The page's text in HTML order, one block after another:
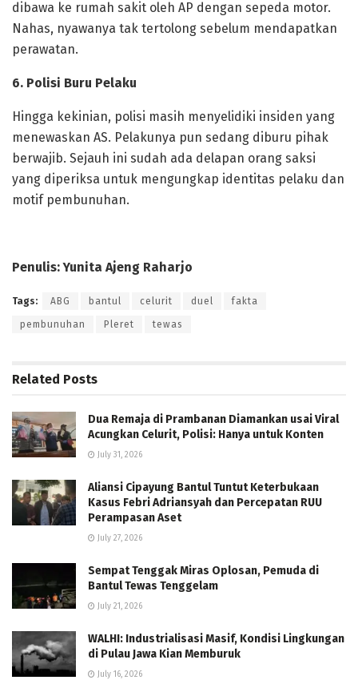
dibawa ke rumah sakit oleh AP dengan sepeda motor.
Nahas, nyawanya tak tertolong sebelum mendapatkan
perawatan.
6. Polisi Buru Pelaku
Hingga kekinian, polisi masih menyelidiki insiden yang
menewaskan AS. Pelakunya pun sedang diburu pihak
berwajib. Sejauh ini sudah ada delapan orang saksi
yang diperiksa untuk mengungkap identitas pelaku dan
motif pembunuhan.
Penulis: Yunita Ajeng Raharjo
Tags: ABG bantul celurit duel fakta
pembunuhan Pleret tewas
Related Posts
Dua Remaja di Prambanan Diamankan usai Viral
Acungkan Celurit, Polisi: Hanya untuk Konten
July 31, 2026
Aliansi Cipayung Bantul Tuntut Keterbukaan
Kasus Febri Adriansyah dan Percepatan RUU
Perampasan Aset
July 27, 2026
Sempat Tenggak Miras Oplosan, Pemuda di
Bantul Tewas Tenggelam
July 21, 2026
WALHI: Industrialisasi Masif, Kondisi Lingkungan
di Pulau Jawa Kian Memburuk
July 16, 2026